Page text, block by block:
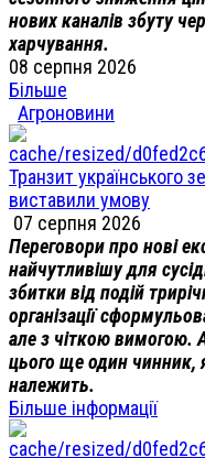
нових каналів збуту
харчування.
08 серпня 2026
Більше
Агроновини
Транзит українського
виставили умову
07 серпня 2026
Переговори про нові
найчутливішу для
збитки від подій
організації
але з чіткою вимогою.
цього ще один чинник,
належить.
Більше інформації